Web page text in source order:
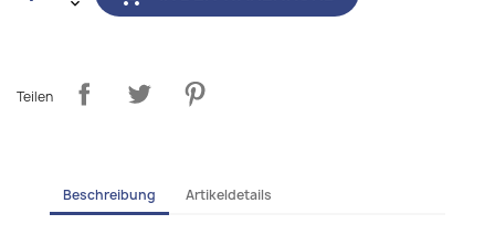
Teilen
Beschreibung Artikeldetails